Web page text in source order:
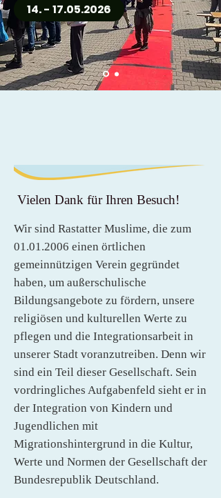
14. - 17.05.2026
Vielen Dank für Ihren Besuch!
Wir sind Rastatter Muslime, die zum
01.01.2006 einen örtlichen
gemeinnützigen Verein gegründet
haben, um außerschulische
Bildungsangebote zu fördern, unsere
religiösen und kulturellen Werte zu
pflegen und die Integrationsarbeit in
unserer Stadt voranzutreiben. Denn wir
sind ein Teil dieser Gesellschaft. Sein
vordringliches Aufgabenfeld sieht er in
der Integration von Kindern und
Jugendlichen mit
Migrationshintergrund in die Kultur,
Werte und Normen der Gesellschaft der
Bundesrepublik Deutschland.